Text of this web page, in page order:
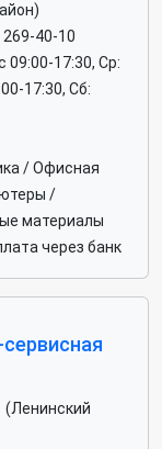
40-10
09:00-17:30, Ср:
17:30, Сб:
/ Офисная
/
материалы
через банк
(Ленинский